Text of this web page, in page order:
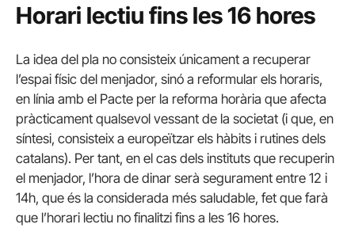
Horari lectiu fins les 16 hores
La idea del pla no consisteix únicament a recuperar
l’espai físic del menjador, sinó a reformular els horaris,
en línia amb el Pacte per la reforma horària que afecta
pràcticament qualsevol vessant de la societat (i que, en
síntesi, consisteix a europeïtzar els hàbits i rutines dels
catalans). Per tant, en el cas dels instituts que recuperin
el menjador, l’hora de dinar serà segurament entre 12 i
14h, que és la considerada més saludable, fet que farà
que l’horari lectiu no finalitzi fins a les 16 hores.